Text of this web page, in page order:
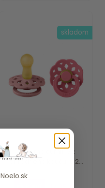
Boheme cumlíky z
prírodného kaučuku 2...
skladom
Noelo.sk